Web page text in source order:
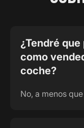
¿Tendré
como
coche?
No, a menos